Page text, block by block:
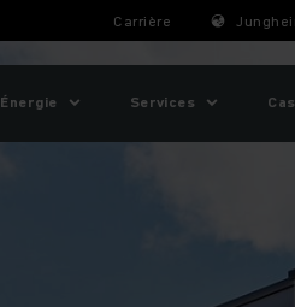
Carrière
Énergie Services